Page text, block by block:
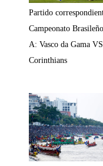
Partido
Campeonato
A: Vasco da Gama VS
Corinthians